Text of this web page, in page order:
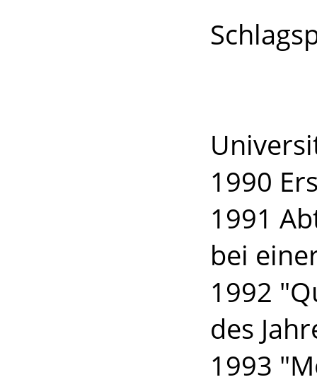
1990
1991
bei
1992
des
1993